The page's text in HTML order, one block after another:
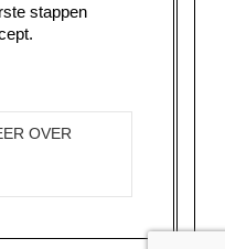
stappen
OVER